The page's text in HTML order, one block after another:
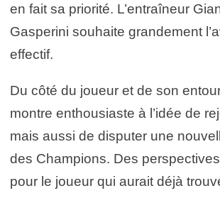
en fait sa priorité. L’entraîneur
Gasperini souhaite grandement
effectif.
Du côté du joueur et de son
montre enthousiaste à l’idée de
mais aussi de disputer une
des Champions. Des
pour le joueur qui aurait déjà